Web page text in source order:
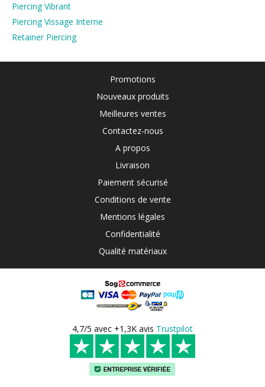
Piercing Vibrant
Piercing Vissage Interne
Retainer Piercing
Promotions
Nouveaux produits
Meilleures ventes
Contactez-nous
A propos
Livraison
Paiement sécurisé
Conditions de vente
Mentions légales
Confidentialité
Qualité matériaux
4,7/5 avec +1,3K avis Trustpilot